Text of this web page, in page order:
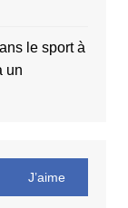
le sport à
un
J’aime